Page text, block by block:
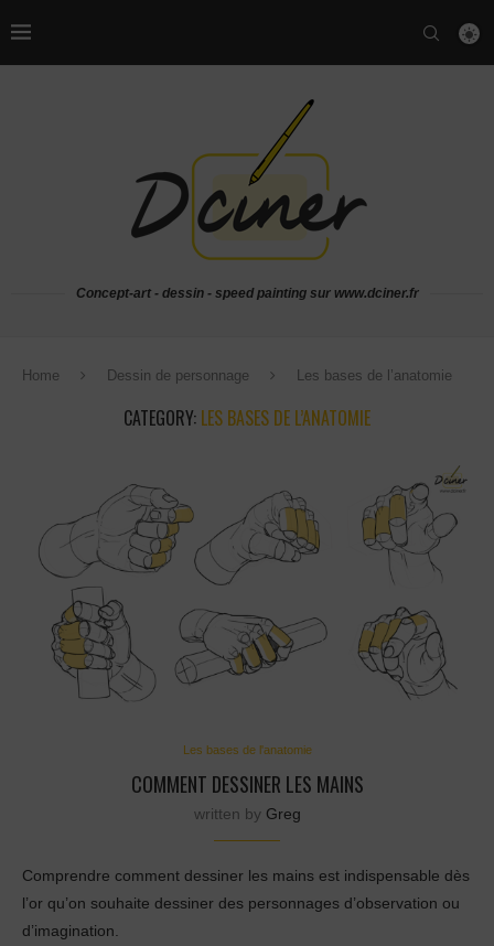
Concept-art - dessin - speed painting sur www.dciner.fr
Home Dessin de personnage Les bases de l’anatomie
CATEGORY: LES BASES DE L’ANATOMIE
Les bases de l'anatomie
COMMENT DESSINER LES MAINS
written by Greg
Comprendre comment dessiner les mains est indispensable dès
l’or qu’on souhaite dessiner des personnages d’observation ou
d’imagination.